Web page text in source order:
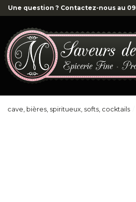
cave, bières, spiritueux, softs, cocktails
Une question ? Contactez-nous au